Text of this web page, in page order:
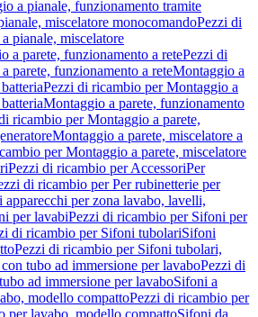
a pianale, funzionamento tramite
miscelatore monocomandoPezzi di
pianale, miscelatore
a parete, funzionamento a retePezzi di
parete, funzionamento a reteMontaggio a
Pezzi di ricambio per Montaggio a
Montaggio a parete, funzionamento
ricambio per Montaggio a parete,
Montaggio a parete, miscelatore a
per Montaggio a parete, miscelatore
Pezzi di ricambio per AccessoriPer
di ricambio per Per rubinetterie per
per zona lavabo, lavelli,
per lavabiPezzi di ricambio per Sifoni per
di ricambio per Sifoni tubolariSifoni
Pezzi di ricambio per Sifoni tubolari,
tubo ad immersione per lavaboPezzi di
ad immersione per lavaboSifoni a
modello compattoPezzi di ricambio per
per lavabo, modello compattoSifoni da